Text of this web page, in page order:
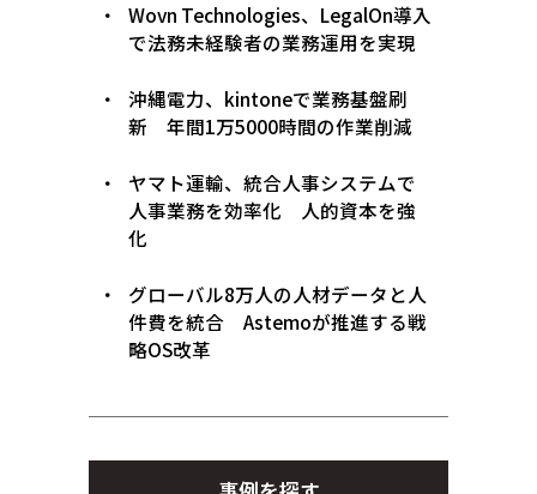
Wovn Technologies、LegalOn導入
で法務未経験者の業務運用を実現
沖縄電力、kintoneで業務基盤刷
新 年間1万5000時間の作業削減
ヤマト運輸、統合人事システムで
人事業務を効率化 人的資本を強
化
グローバル8万人の人材データと人
件費を統合 Astemoが推進する戦
略OS改革